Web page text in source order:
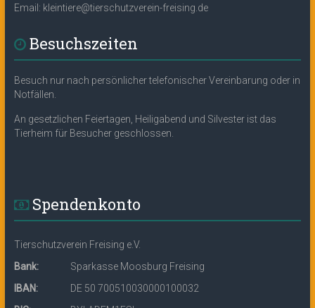
Email: kleintiere@tierschutzverein-freising.de
Besuchszeiten
Besuch nur nach persönlicher telefonischer Vereinbarung oder in
Notfällen.
An gesetzlichen Feiertagen, Heiligabend und Silvester ist das
Tierheim für Besucher geschlossen.
Spendenkonto
Tierschutzverein Freising e.V.
Bank:
Sparkasse Moosburg Freising
IBAN:
DE 50 700510030000100032